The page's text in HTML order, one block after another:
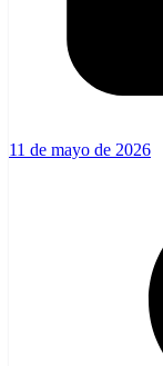
11 de mayo de 2026